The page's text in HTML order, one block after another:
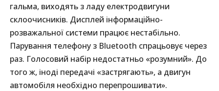
гальма, виходять з ладу електродвигуни
склоочисників. Дисплей інформаційно-
розважальної системи працює нестабільно.
Парування телефону з Bluetooth спрацьовує через
раз. Голосовий набір недостатньо «розумний». До
того ж, іноді передачі «застрягають», а двигун
автомобіля необхідно перепрошивати».